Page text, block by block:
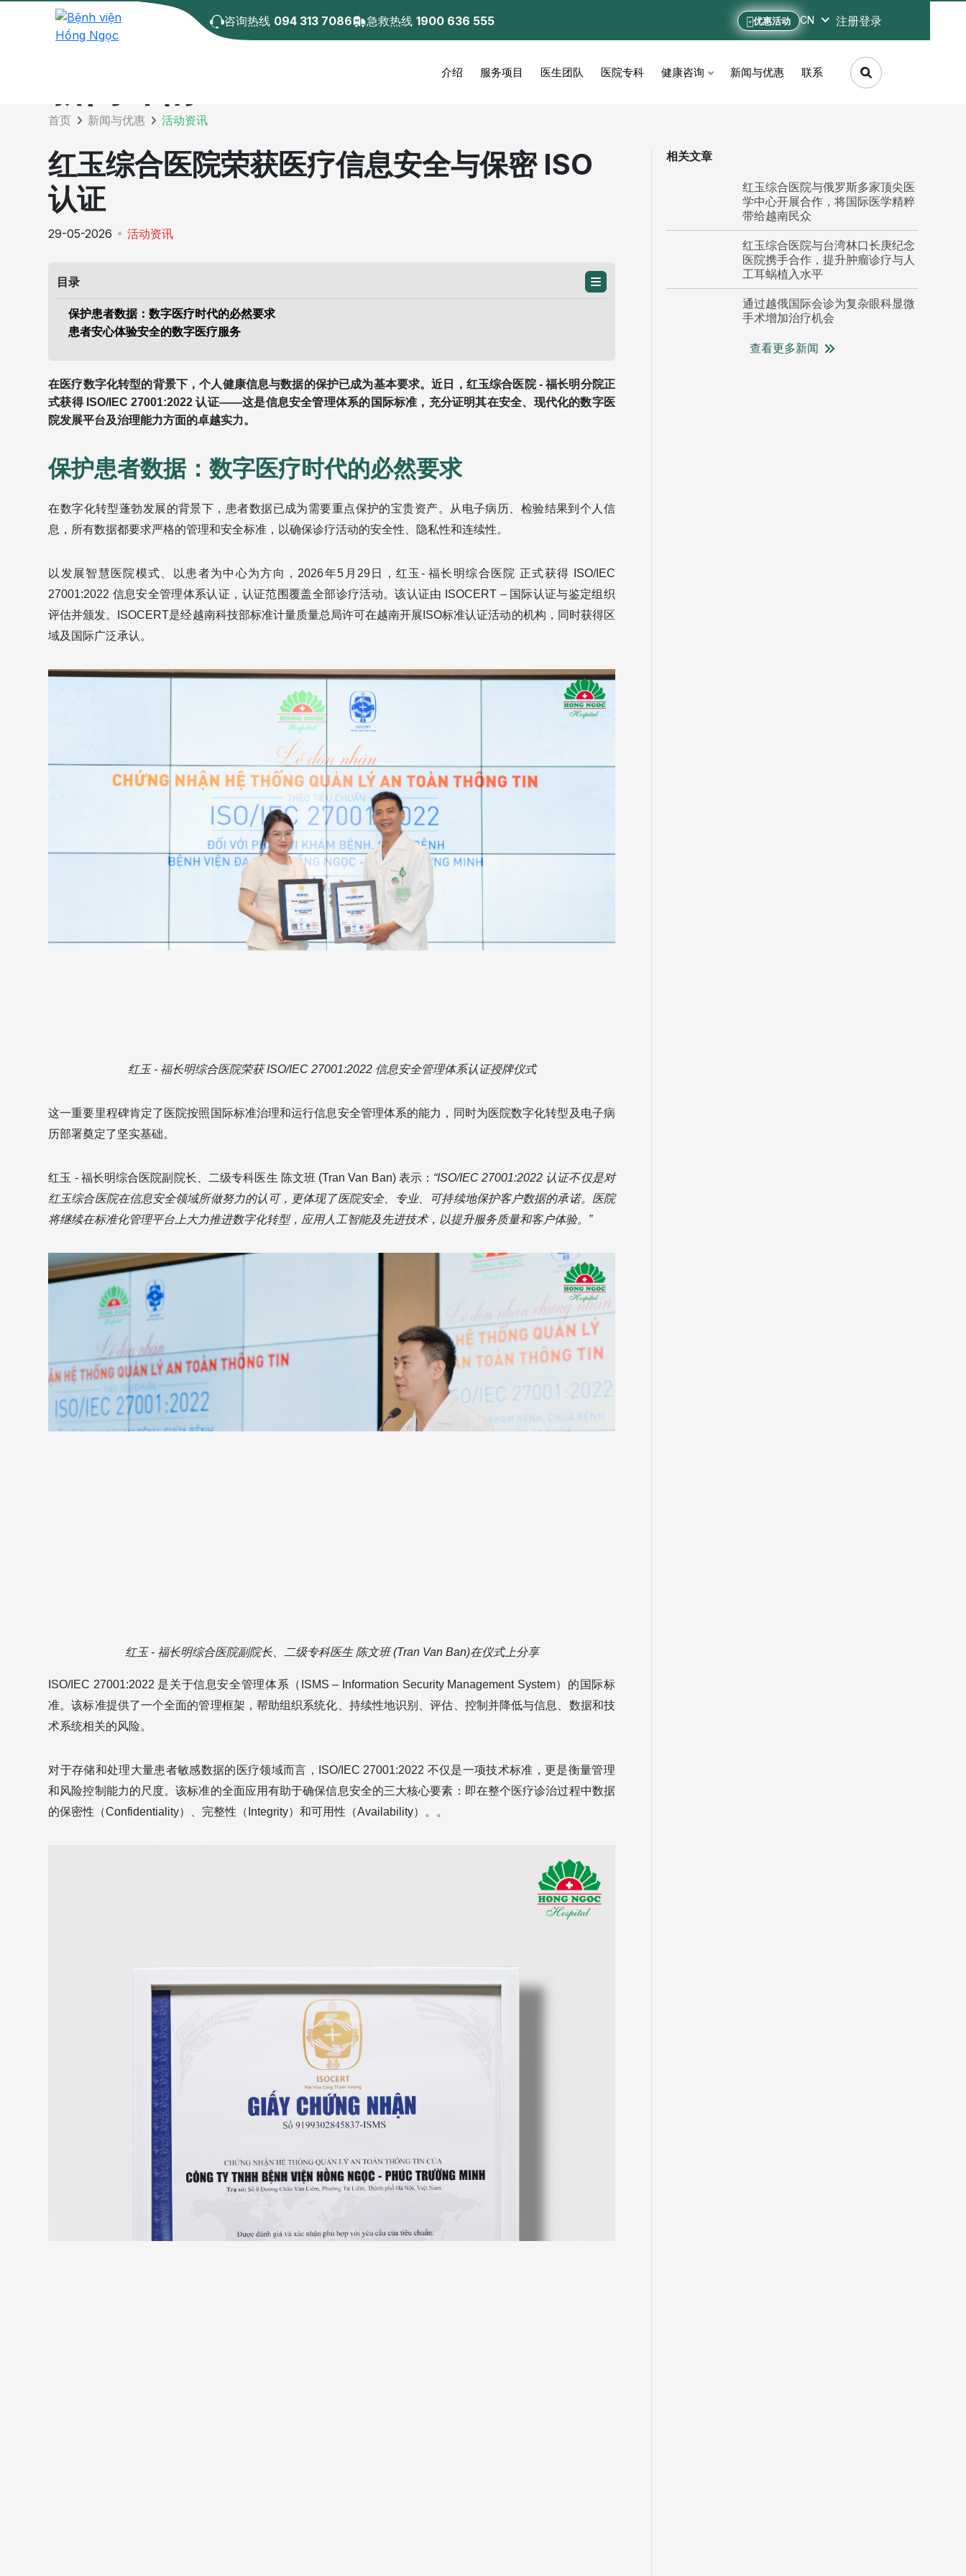
咨询热线 094 313 7086 急救热线1900 636 555 优惠活动 CN 注册登录
介绍 服务项目 医生团队 医院专科 健康咨询 新闻与优惠 联系
首页 新闻与优惠 活动资讯
红玉综合医院荣获医疗信息安全与保密 ISO
认证
29-05-2026 活动资讯
目录
保护患者数据：数字医疗时代的必然要求
患者安心体验安全的数字医疗服务
在医疗数字化转型的背景下，个人健康信息与数据的保护已成为基本要求。近日，红玉综合医院 - 福长明分院正
式获得 ISO/IEC 27001:2022 认证——这是信息安全管理体系的国际标准，充分证明其在安全、现代化的数字医
院发展平台及治理能力方面的卓越实力。
保护患者数据：数字医疗时代的必然要求
在数字化转型蓬勃发展的背景下，患者数据已成为需要重点保护的宝贵资产。从电子病历、检验结果到个人信
息，所有数据都要求严格的管理和安全标准，以确保诊疗活动的安全性、隐私性和连续性。
以发展智慧医院模式、以患者为中心为方向，2026年5月29日，红玉- 福长明综合医院 正式获得 ISO/IEC
27001:2022 信息安全管理体系认证，认证范围覆盖全部诊疗活动。该认证由 ISOCERT – 国际认证与鉴定组织
评估并颁发。ISOCERT是经越南科技部标准计量质量总局许可在越南开展ISO标准认证活动的机构，同时获得区
域及国际广泛承认。
红玉 - 福长明综合医院荣获 ISO/IEC 27001:2022 信息安全管理体系认证授牌仪式
这一重要里程碑肯定了医院按照国际标准治理和运行信息安全管理体系的能力，同时为医院数字化转型及电子病
历部署奠定了坚实基础。
红玉 - 福长明综合医院副院长、二级专科医生 陈文班 (Tran Van Ban) 表示： “ISO/IEC 27001:2022 认证不仅是对
红玉综合医院在信息安全领域所做努力的认可，更体现了医院安全、专业、可持续地保护客户数据的承诺。医院
将继续在标准化管理平台上大力推进数字化转型，应用人工智能及先进技术，以提升服务质量和客户体验。”
红玉 - 福长明综合医院副院长、二级专科医生 陈文班 (Tran Van Ban)在仪式上分享
ISO/IEC 27001:2022 是关于信息安全管理体系（ISMS – Information Security Management System）的国际标
准。该标准提供了一个全面的管理框架，帮助组织系统化、持续性地识别、评估、控制并降低与信息、数据和技
术系统相关的风险。
对于存储和处理大量患者敏感数据的医疗领域而言，ISO/IEC 27001:2022 不仅是一项技术标准，更是衡量管理
和风险控制能力的尺度。该标准的全面应用有助于确保信息安全的三大核心要素：即在整个医疗诊治过程中数据
的保密性（Confidentiality）、完整性（Integrity）和可用性（Availability）。。
相关文章
红玉综合医院与俄罗斯多家顶尖医
学中心开展合作，将国际医学精粹
带给越南民众
红玉综合医院与台湾林口长庚纪念
医院携手合作，提升肿瘤诊疗与人
工耳蜗植入水平
通过越俄国际会诊为复杂眼科显微
手术增加治疗机会
查看更多新闻